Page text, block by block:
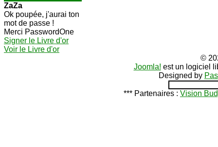
ZaZa
Ok poupée, j'aurai ton
mot de passe !
Merci PasswordOne
Signer le Livre d'or
Voir le Livre d'or
©
Joomla! est un logiciel
Designed by
*** Partenaires : Vision